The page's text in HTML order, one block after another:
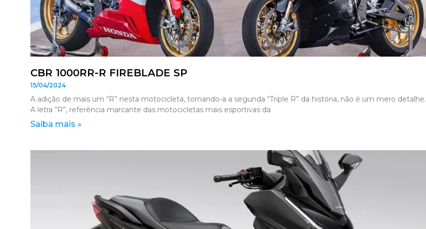
CBR 1000RR-R FIREBLADE SP
15/04/2024
A adição de mais um “R” nesta motocicleta, tornando-a a segunda “Triple R” da história, não é um mero detalhe.
A letra “R”, referência marcante das motocicletas mais esportivas da
Saiba mais »